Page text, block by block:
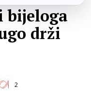
bijeloga
drži
2